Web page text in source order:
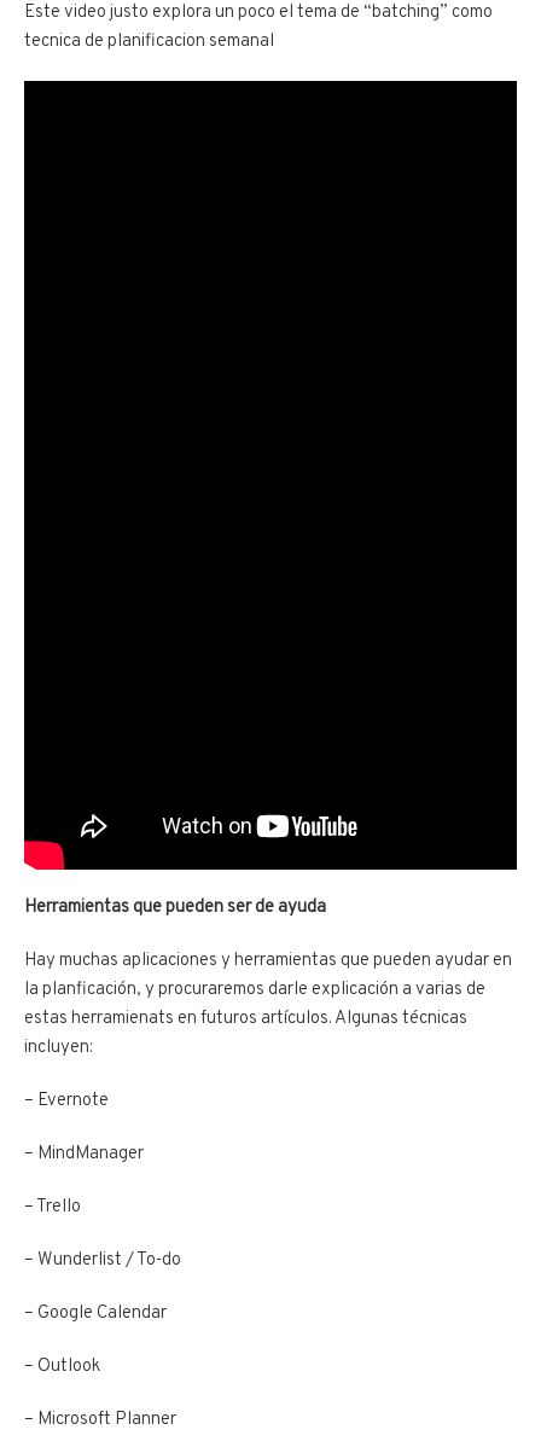
Este video justo explora un poco el tema de “batching” como
tecnica de planificacion semanal
Herramientas que pueden ser de ayuda
Hay muchas aplicaciones y herramientas que pueden ayudar en
la planficación, y procuraremos darle explicación a varias de
estas herramienats en futuros artículos. Algunas técnicas
incluyen:
– Evernote
– MindManager
– Trello
– Wunderlist / To-do
– Google Calendar
– Outlook
– Microsoft Planner